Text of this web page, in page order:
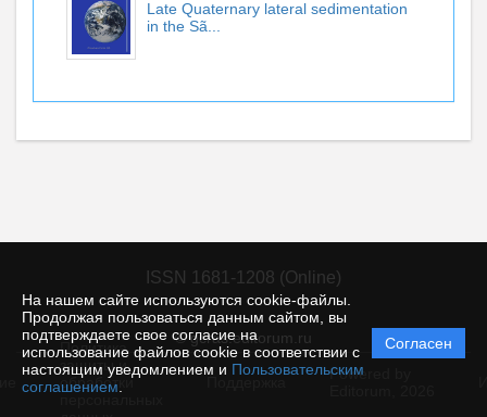
На нашем сайте используются cookie-файлы.
Продолжая пользоваться данным сайтом, вы
подтверждаете свое согласие на
использование файлов cookie в соответствии с
настоящим уведомлением и Пользовательским
соглашением
Согласен
Late Quaternary lateral sedimentation
in the Sã...
ISSN 1681-1208 (Online)
© gcras.editorum.ru
Политика
защиты и
обработки
Powered by